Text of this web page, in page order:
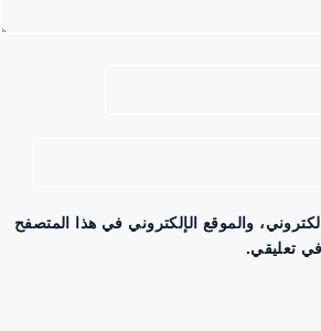
والموقع الإلكتروني في هذا المتصفح
في تعليقي.